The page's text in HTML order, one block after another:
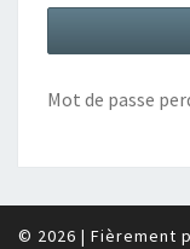
Mot de passe
© 2026 | Fièrement